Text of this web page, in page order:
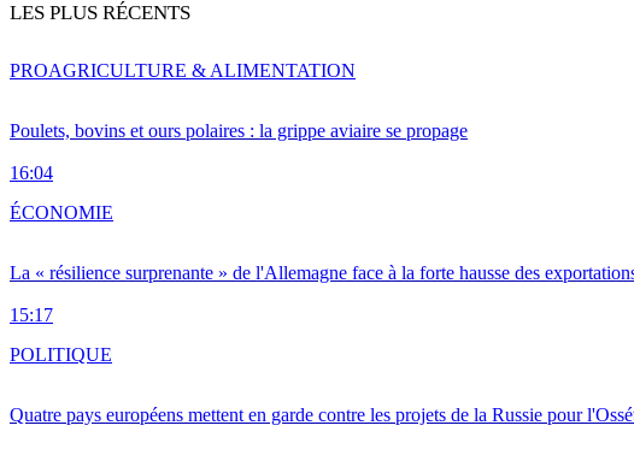
LES PLUS RÉCENTS
Poulets, bovins et ours polaires : la grippe aviaire se propage
16:04
PROAGRICULTURE & ALIMENTATION
La « résilience surprenante » de l'Allemagne face à la forte hausse des
15:17
ÉCONOMIE
Quatre pays européens mettent en garde contre les projets de la Russie pour
POLITIQUE